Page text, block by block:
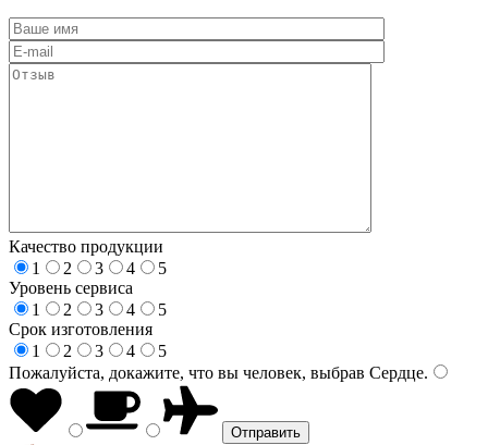
Качество продукции
1
2 3 4
5
Уровень сервиса
1
2 3 4
5
Срок изготовления
1
2 3 4
5
Пожалуйста, докажите, что вы человек, выбрав Сердце.